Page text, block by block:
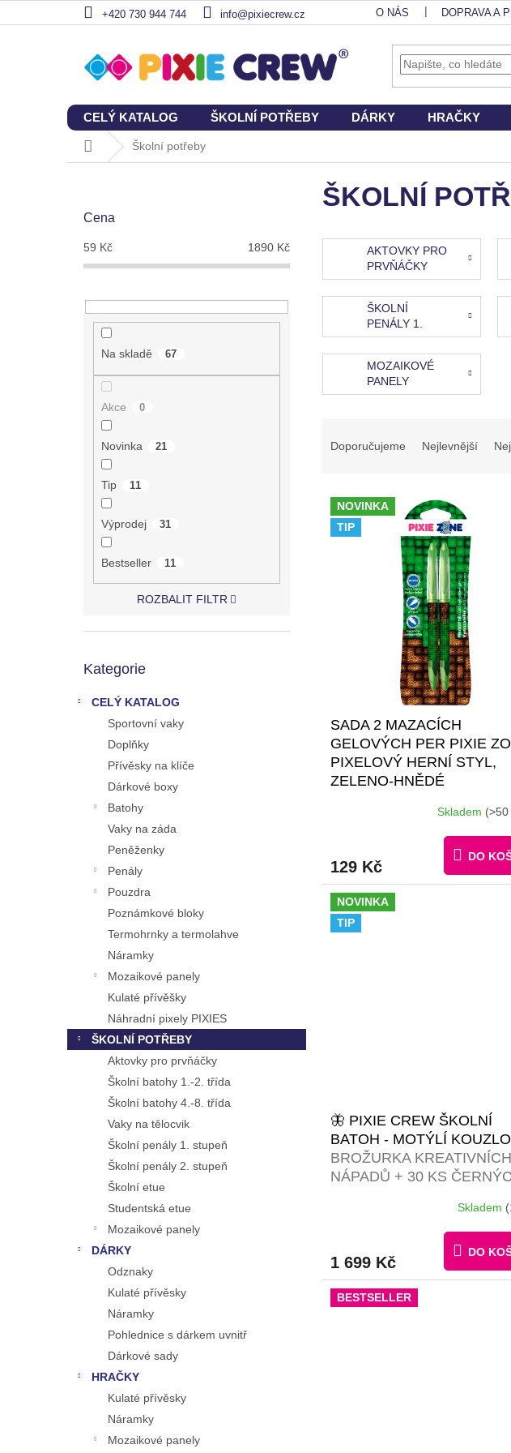
na
+420 730 944 744 info@pixiecrew.cz O NÁS DOPRAVA A
CELÝ KATALOG ŠKOLNÍ POTŘEBY DÁRKY HRAČKY
Domů Školní potřeby
Cena
59 Kč 1890 Kč
Na skladě 67
Akce 0
Novinka 21
Tip 11
Výprodej 31
Bestseller 11
ROZBALIT FILTR
kategorie
Kategorie
CELÝ KATALOG
Sportovní vaky
Doplňky
Přívěsky na klíče
Dárkové boxy
Batohy
Vaky na záda
Peněženky
Penály
Pouzdra
Poznámkové bloky
Termohrnky a termolahve
Náramky
Mozaikové panely
Kulaté přívěšky
Náhradní pixely PIXIES
ŠKOLNÍ POTŘEBY
Aktovky pro prvňáčky
Školní batohy 1.-2. třída
Školní batohy 4.-8. třída
Vaky na tělocvik
Školní penály 1. stupeň
Školní penály 2. stupeň
Školní etue
Studentská etue
Mozaikové panely
DÁRKY
Odznaky
Kulaté přívěsky
Náramky
Pohlednice s dárkem uvnitř
Dárkové sady
HRAČKY
Kulaté přívěsky
Náramky
Mozaikové panely
ŠKOLNÍ
AKTOVKY PRO
PRVŇÁČKY
ŠKOLNÍ
PENÁLY 1.
STUPEŇ
MOZAIKOVÉ
PANELY
Doporučujeme Nejlevnější
V NOVINKA
TIP
SADA 2 MAZACÍCH
GELOVÝCH PER PIXIE
PIXELOVÝ HERNÍ STYL,
ZELENO-HNĚDÉ
Skladem
129 Kč
DO
NOVINKA
TIP
🦋 PIXIE CREW ŠKOLNÍ
BATOH - MOTÝLÍ KOUZLO
BROŽURKA KREATIVNÍCH
NÁPADŮ + 30 KS
Skladem
1 699 Kč
DO
BESTSELLER